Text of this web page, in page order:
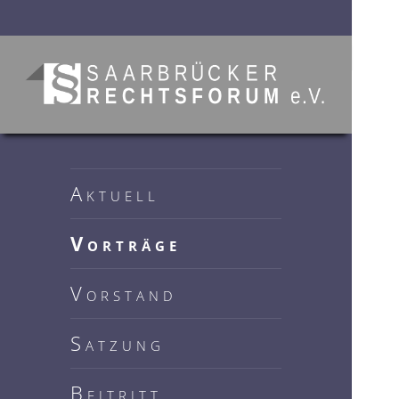
Saarbrücker Rechtsforum
Aktuell
Vorträge
Vorstand
Satzung
Beitritt